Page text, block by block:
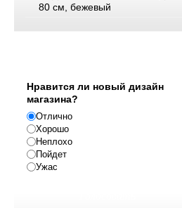
80 см, бежевый
Нравится ли новый дизайн
магазина?
Отлично
Хорошо
Неплохо
Пойдет
Ужас